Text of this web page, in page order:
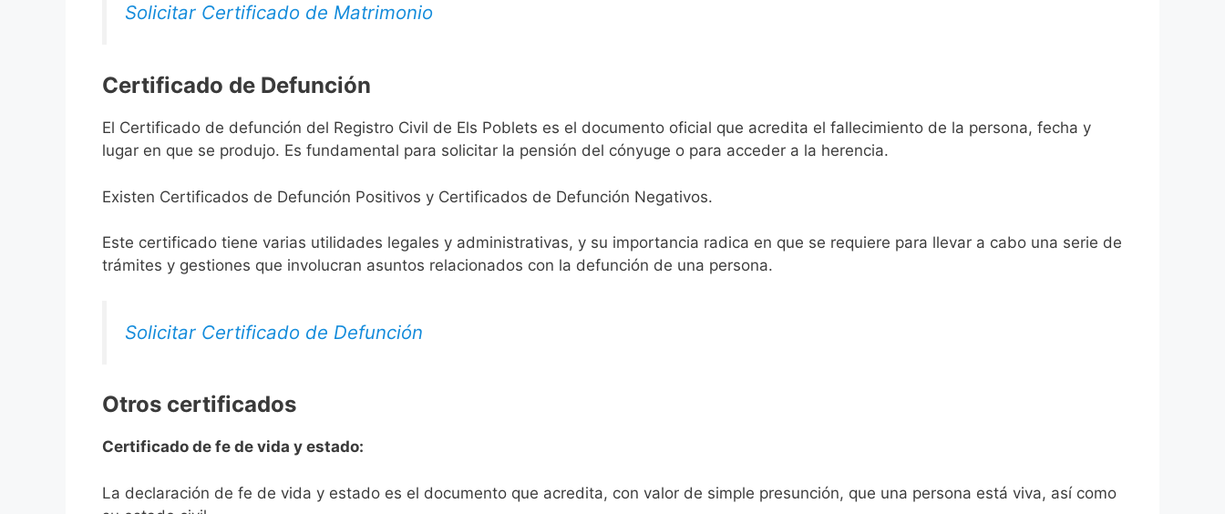
Solicitar Certificado de Matrimonio
Certificado de Defunción
El Certificado de defunción del Registro Civil de Els Poblets es el documento oficial que acredita el fallecimiento de la persona, fecha y
lugar en que se produjo. Es fundamental para solicitar la pensión del cónyuge o para acceder a la herencia.
Existen Certificados de Defunción Positivos y Certificados de Defunción Negativos.
Este certificado tiene varias utilidades legales y administrativas, y su importancia radica en que se requiere para llevar a cabo una serie de
trámites y gestiones que involucran asuntos relacionados con la defunción de una persona.
Solicitar Certificado de Defunción
Otros certificados
Certificado de fe de vida y estado:
La declaración de fe de vida y estado es el documento que acredita, con valor de simple presunción, que una persona está viva, así como